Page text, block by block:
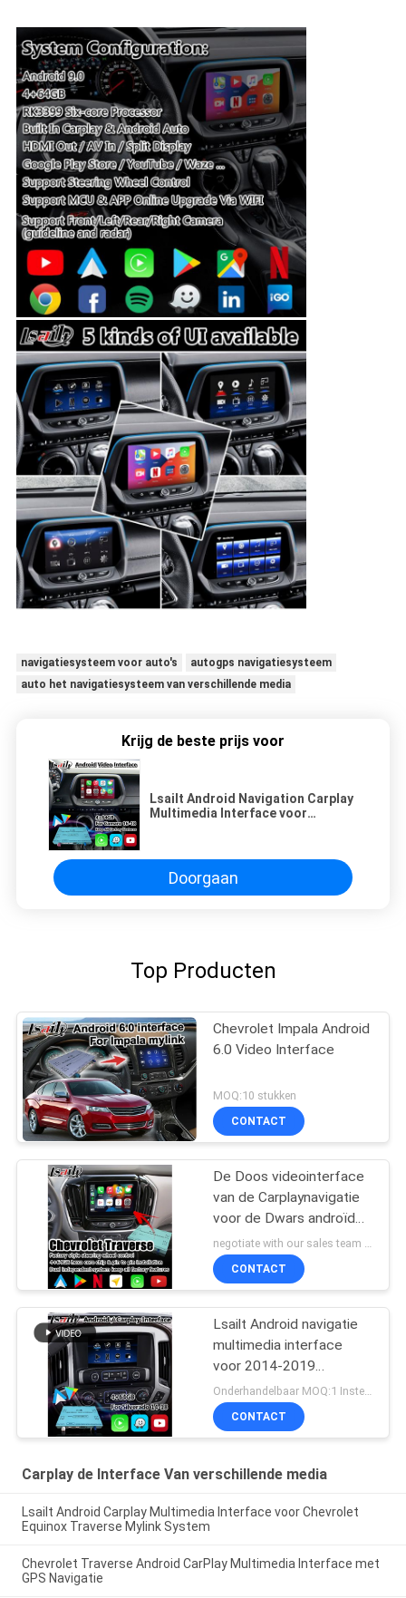
navigatiesysteem voor auto's
autogps navigatiesysteem
auto het navigatiesysteem van verschillende media
Krijg de beste prijs voor
Lsailt Android Navigation Carplay
Multimedia Interface voor
Doorgaan
Top Producten
Chevrolet Impala Android
6.0 Video Interface
MOQ:10 stukken
CONTACT
De Doos videointerface
van de Carplaynavigatie
voor de Dwars androïde
auto van Chevrolet
CONTACT
Lsailt Android navigatie
multimedia interface
voor 2014-2019
Chevrolet Silverado 1500
2500 3500 Mylink
systeem
CONTACT
Carplay de Interface Van verschillende media
Lsailt Android Carplay Multimedia Interface voor Chevrolet
Equinox Traverse Mylink System
Chevrolet Traverse Android CarPlay Multimedia Interface met
GPS Navigatie